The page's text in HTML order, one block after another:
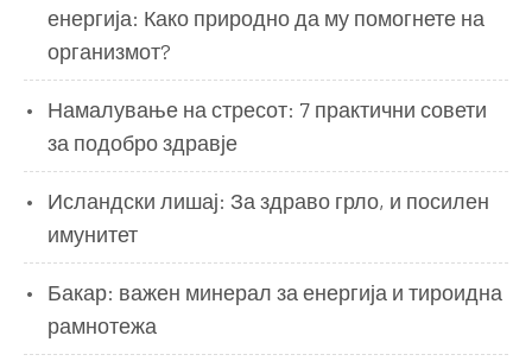
енергија: Како природно да му помогнете на
организмот?
Намалување на стресот: 7 практични совети
за подобро здравје
Исландски лишај: За здраво грло, и посилен
имунитет
Бакар: важен минерал за енергија и тироидна
рамнотежа